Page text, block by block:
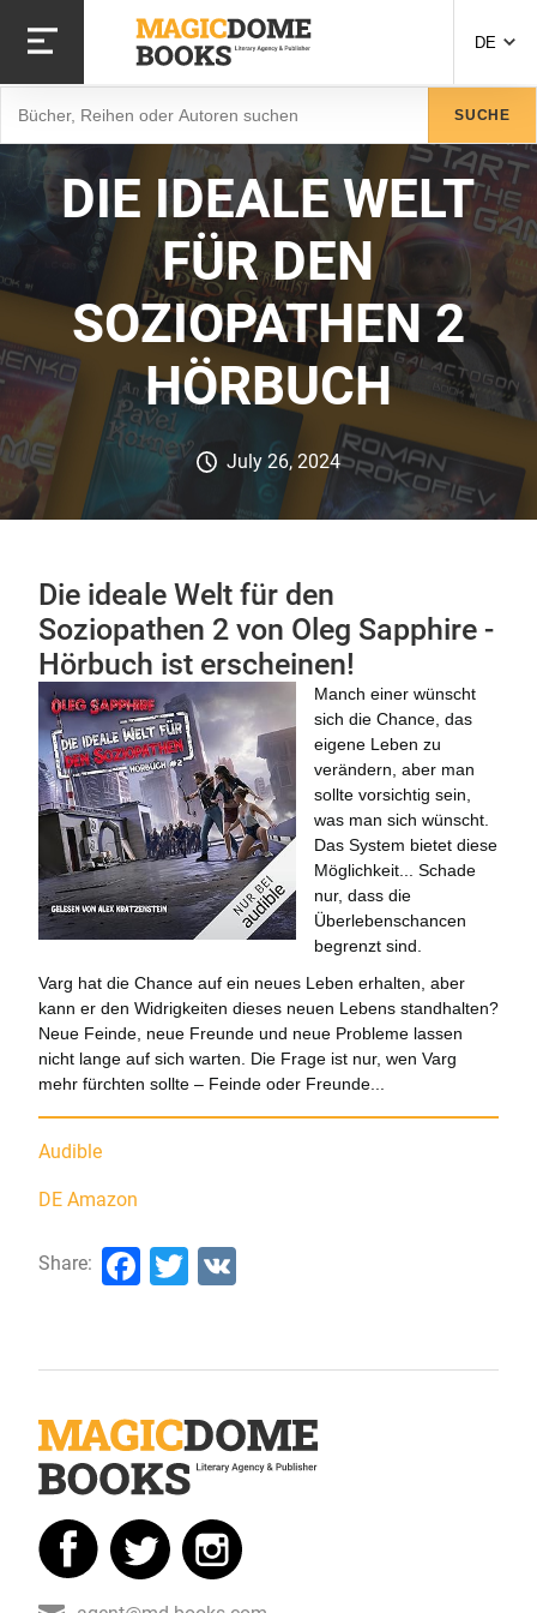
zum
Inhalt
DE
SUCHE
DIE IDEALE WELT
FÜR DEN
SOZIOPATHEN 2
HÖRBUCH
July 26, 2024
Die ideale Welt für den
Soziopathen 2 von Oleg Sapphire -
Hörbuch ist erscheinen!
Manch einer wünscht
sich die Chance, das
eigene Leben zu
verändern, aber man
sollte vorsichtig sein,
was man sich wünscht.
Das System bietet diese
Möglichkeit... Schade
nur, dass die
Überlebenschancen
begrenzt sind.
Varg hat die Chance auf ein neues Leben erhalten, aber
kann er den Widrigkeiten dieses neuen Lebens standhalten?
Neue Feinde, neue Freunde und neue Probleme lassen
nicht lange auf sich warten. Die Frage ist nur, wen Varg
mehr fürchten sollte – Feinde oder Freunde...
Audible
DE Amazon
Share: Facebook
Twitter